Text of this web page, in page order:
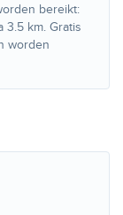
bereikt:
3.5 km. Gratis
worden